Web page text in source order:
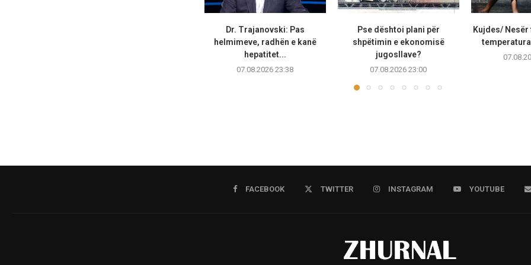
Dr. Trajanovski: Pas
helmimeve, radhën e kanë
hepatitet...
07.08.2026 23:38
Pse dështoi plani për
shpëtimin e ekonomisë
jugosllave?
07.08.2026 23:00
Kujdes/
FACEBOOK TWITTER INSTAGRAM YOUTUBE